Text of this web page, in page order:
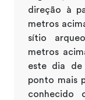
direção à
metros
sítio
metros
este dia de
ponto mais
conhecido